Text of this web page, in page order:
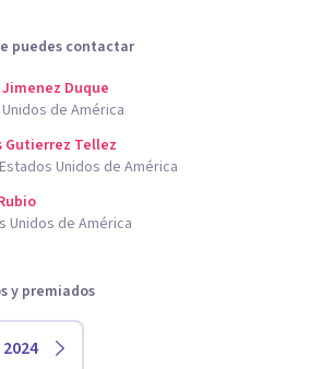
puedes contactar
Duque
de América
Gutierrez Tellez
Unidos de América
Unidos de América
y premiados